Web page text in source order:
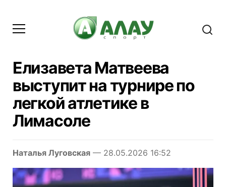
Елизавета Матвеева
выступит на турнире по
легкой атлетике в
Лимасоле
Наталья Луговская — 28.05.2026 16:52